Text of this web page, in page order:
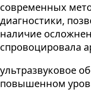
современных
диагностики,
наличие
спровоцировала
ультразвуковое
повышенном